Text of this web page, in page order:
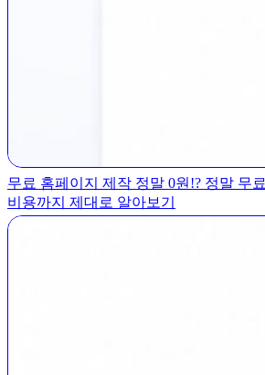
무료 홈페이지 제작 정말 0원!? 정말 무
비용까지 제대로 알아보기